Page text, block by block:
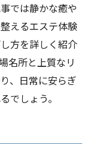
では静かな癒や
えるエステ体験
方を詳しく紹介
名所と上質なリ
、日常に安らぎ
でしょう。